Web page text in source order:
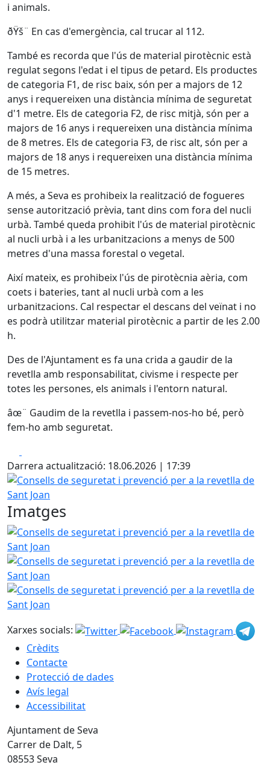
i animals.
ðŸš¨ En cas d'emergència, cal trucar al 112.
També es recorda que l'ús de material pirotècnic està
regulat segons l'edat i el tipus de petard. Els productes
de categoria F1, de risc baix, són per a majors de 12
anys i requereixen una distància mínima de seguretat
d'1 metre. Els de categoria F2, de risc mitjà, són per a
majors de 16 anys i requereixen una distància mínima
de 8 metres. Els de categoria F3, de risc alt, són per a
majors de 18 anys i requereixen una distància mínima
de 15 metres.
A més, a Seva es prohibeix la realització de fogueres
sense autorització prèvia, tant dins com fora del nucli
urbà. També queda prohibit l'ús de material pirotècnic
al nucli urbà i a les urbanitzacions a menys de 500
metres d'una massa forestal o vegetal.
Així mateix, es prohibeix l'ús de pirotècnia aèria, com
coets i bateries, tant al nucli urbà com a les
urbanitzacions. Cal respectar el descans del veïnat i no
es podrà utilitzar material pirotècnic a partir de les 2.00
h.
Des de l'Ajuntament es fa una crida a gaudir de la
revetlla amb responsabilitat, civisme i respecte per
totes les persones, els animals i l'entorn natural.
âœ¨ Gaudim de la revetlla i passem-nos-ho bé, però
fem-ho amb seguretat.
Darrera actualització: 18.06.2026 | 17:39
Consells de seguretat i prevenció per a la revetlla de Sant
Imatges
Consells de seguretat i prevenció per a la revetlla de Sant
Consells de seguretat i prevenció per a la revetlla de Sant
Consells de seguretat i prevenció per a la revetlla de Sant
Xarxes socials:
Crèdits
Contacte
Protecció de dades
Avís legal
Accessibilitat
Ajuntament de Seva
Carrer de Dalt, 5
08553 Seva